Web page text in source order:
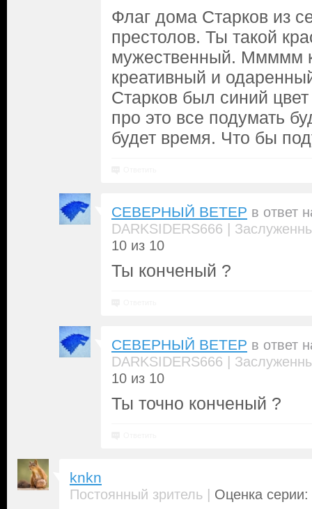
Флаг дома Старков из
престолов. Ты такой
мужественный. Ммммм
креативный и
Старков был синий
про это все подумать
будет время. Что бы
СЕВЕРНЫЙ ВЕТЕР в ответ
DARKSIDERS666 |
10 из 10
Ты конченый ?
СЕВЕРНЫЙ ВЕТЕР в ответ
DARKSIDERS666 |
10 из 10
Ты точно конченый ?
knkn
Постоянный зритель | Оценка серии: